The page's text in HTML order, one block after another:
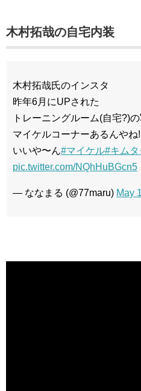
木村拓哉の自宅内装
木村拓哉氏のインスタ
昨年6月にUPされた
トレーニングルーム(自宅?)
マイケルコーナーあるんやね
いいや〜ん#マイケル#キムタ
pic.twitter.com/NQhHuBGcn5
— ななまる (@77maru) May